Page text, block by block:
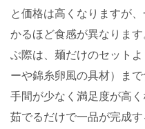
と価格は高くなりますが
かるほど食感が異なりま
ぶ際は、麺だけのセット
ーや錦糸卵風の具材）ま
手間が少なく満足度が高
茹でるだけで一品が完成